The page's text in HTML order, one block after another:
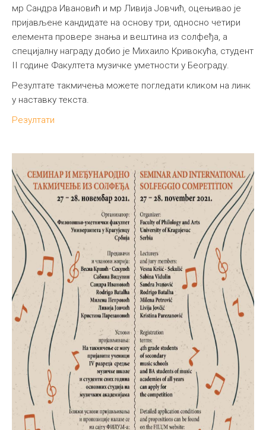
мр Сандра Ивановић и мр Ливија Јовчић, оцењивао је
пријављене кандидате на основу три, односно четири
елемента провере знања и вештина из солфеђа, а
специјалну награду добио је Михаило Кривокућа, студент
II године Факултета музичке уметности у Београду.
Резултате такмичења можете погледати кликом на линк
у наставку текста.
Резултати